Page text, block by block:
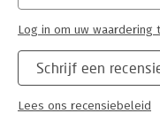
vormgeeft.
Verschijningsdatum:
Hoofdrubriek:
Schrijf een
Lees ons recensiebeleid
Log in om uw waardering